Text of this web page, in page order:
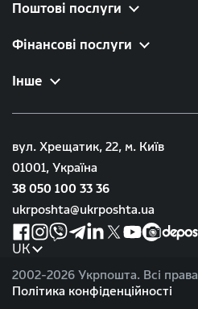
Поштові послуги
Фінансові послуги
Інше
вул. Хрещатик, 22, м. Київ
01001, Україна
38 050 100 33 36
ukrposhta@ukrposhta.ua
UK
2002-2026 Укрпошта. Всі
Політика конфіденційності